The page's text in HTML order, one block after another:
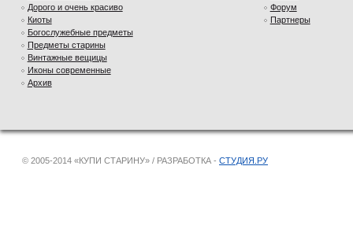
Дорого и очень красиво
Киоты
Богослужебные предметы
Предметы старины
Винтажные вещицы
Иконы современные
Архив
Форум
Партнеры
© 2005-2014 «КУПИ СТАРИНУ» / РАЗРАБОТКА - СТУДИЯ.РУ